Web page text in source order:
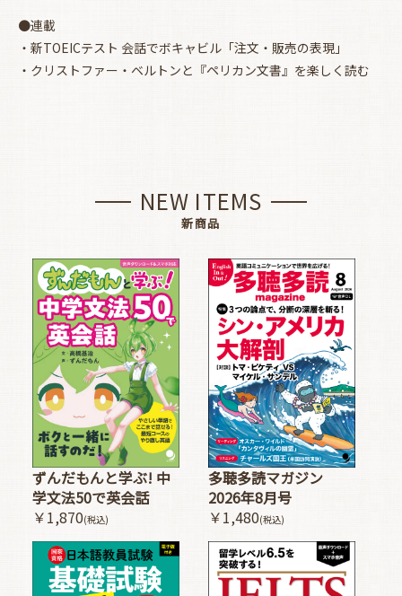
●連載
・新TOEICテスト 会話でボキャビル「注文・販売の表現」
・クリストファー・ベルトンと『ペリカン文書』を楽しく読む
NEW ITEMS
新商品
ずんだもんと学ぶ! 中
学文法50で英会話
￥1,870(税込)
多聴多読マガジン
2026年8月号
￥1,480(税込)